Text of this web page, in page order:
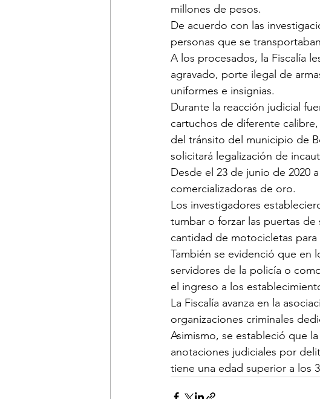
millones de pesos.
De acuerdo con las
personas que se
A los procesados, la Fiscalía
agravado, porte ilegal de
uniformes e insignias.
Durante la reacción judicial
cartuchos de diferente
del tránsito del municipio de
solicitará legalización de
Desde el 23 de junio de 2020
comercializadoras de oro.
Los investigadores
tumbar o forzar las puertas
cantidad de motocicletas
También se evidenció que en
servidores de la policía o
el ingreso a los
La Fiscalía avanza en la
organizaciones criminales
Asimismo, se estableció que
anotaciones judiciales por
tiene una edad superior a los